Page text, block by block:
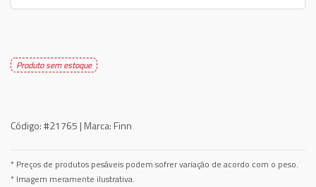
Produto sem estoque
Código:#21765 | Marca: Finn
* Preços de produtos pesáveis podem sofrer variação de acordo com o peso.
* Imagem meramente ilustrativa.